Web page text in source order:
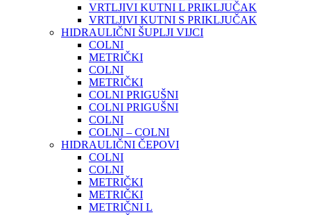
VRTLJIVI KUTNI L PRIKLJUČAK
VRTLJIVI KUTNI S PRIKLJUČAK
HIDRAULIČNI ŠUPLJI VIJCI
COLNI
METRIČKI
COLNI
METRIČKI
COLNI PRIGUŠNI
COLNI PRIGUŠNI
COLNI
COLNI – COLNI
HIDRAULIČNI ČEPOVI
COLNI
COLNI
METRIČKI
METRIČKI
METRIČNI L